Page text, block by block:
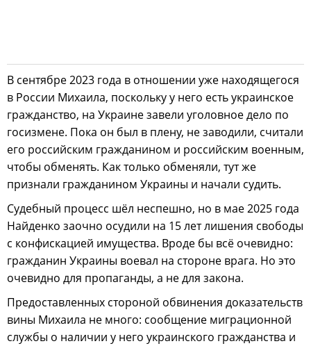
В сентябре 2023 года в отношении уже находящегося
в России Михаила, поскольку у него есть украинское
гражданство, на Украине завели уголовное дело по
госизмене. Пока он был в плену, не заводили, считали
его российским гражданином и российским военным,
чтобы обменять. Как только обменяли, тут же
признали гражданином Украины и начали судить.
Судебный процесс шёл неспешно, но в мае 2025 года
Найденко заочно осудили на 15 лет лишения свободы
с конфискацией имущества. Вроде бы всё очевидно:
гражданин Украины воевал на стороне врага. Но это
очевидно для пропаганды, а не для закона.
Предоставленных стороной обвинения доказательств
вины Михаила не много: сообщение миграционной
службы о наличии у него украинского гражданства и